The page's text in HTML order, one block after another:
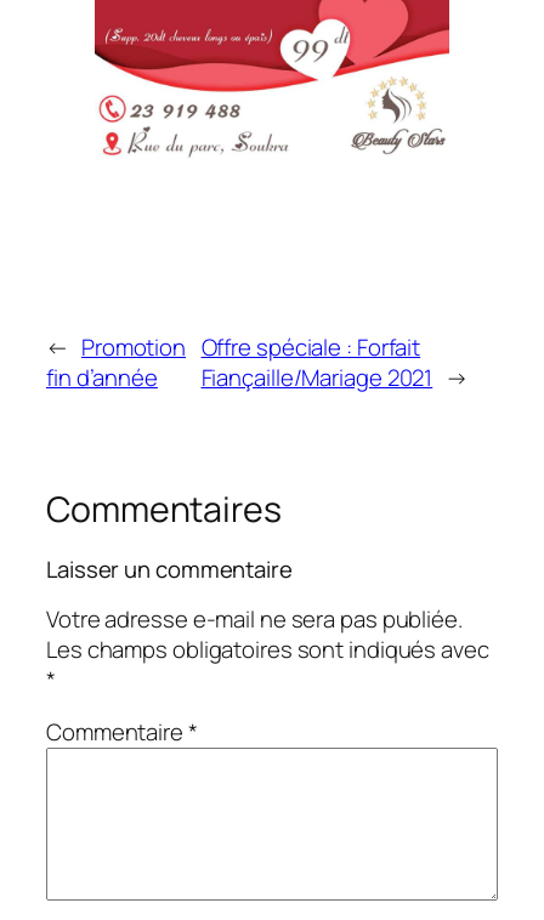
← Promotion
fin d’année
Offre spéciale : Forfait
Fiançaille/Mariage 2021 →
Commentaires
Laisser un commentaire
Votre adresse e-mail ne sera pas publiée.
Les champs obligatoires sont indiqués avec
*
Commentaire*